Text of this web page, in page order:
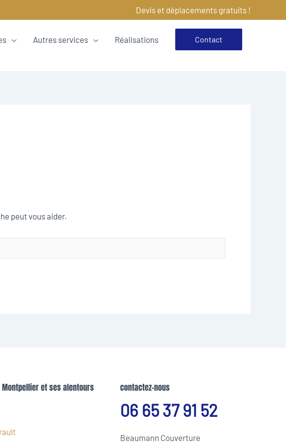
Devis et déplacements gratuits !
Autres services Réalisations Contact
peut vous aider.
et ses alentours
contactez-nous
06 65 37 91 52
Beaumann Couverture